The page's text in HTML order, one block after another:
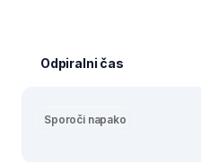
Odpiralni čas
Sporoči napako